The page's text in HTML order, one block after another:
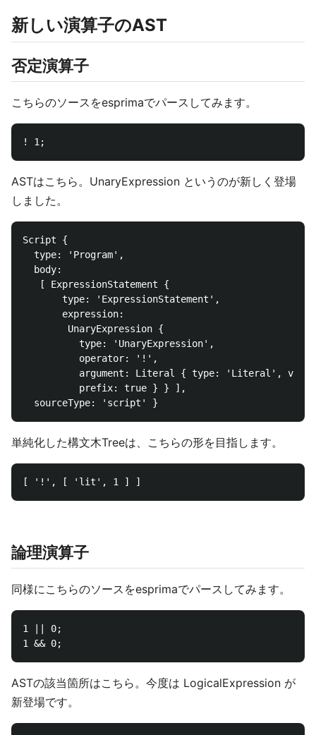
新しい演算子のAST
否定演算子
こちらのソースをesprimaでパースしてみます。
ASTはこちら。UnaryExpression というのが新しく登場
しました。
Script {
  type: 'Program',
  body:
   [ ExpressionStatement {
       type: 'ExpressionStatement',
       expression:
        UnaryExpression {
          type: 'UnaryExpression',
          operator: '!',
argument: Literal { type: 'Literal',
          prefix: true } } ],
単純化した構文木Treeは、こちらの形を目指します。
論理演算子
同様にこちらのソースをesprimaでパースしてみます。
1 || 0;
ASTの該当箇所はこちら。今度は LogicalExpression が
新登場です。